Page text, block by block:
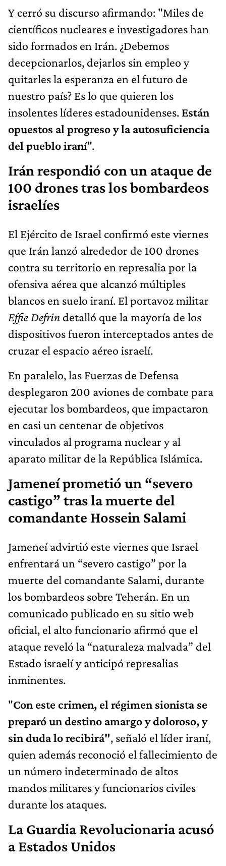
Y cerró su discurso afirmando: "Miles de
científicos nucleares e investigadores han
sido formados en Irán. ¿Debemos
decepcionarlos, dejarlos sin empleo y
quitarles la esperanza en el futuro de
nuestro país? Es lo que quieren los
insolentes líderes estadounidenses. Están
opuestos al progreso y la autosuficiencia
del pueblo iraní".
Irán respondió con un ataque de
100 drones tras los bombardeos
israelíes
El Ejército de Israel confirmó este viernes
que Irán lanzó alrededor de 100 drones
contra su territorio en represalia por la
ofensiva aérea que alcanzó múltiples
blancos en suelo iraní. El portavoz militar
Effie Defrin detalló que la mayoría de los
dispositivos fueron interceptados antes de
cruzar el espacio aéreo israelí.
En paralelo, las Fuerzas de Defensa
desplegaron 200 aviones de combate para
ejecutar los bombardeos, que impactaron
en casi un centenar de objetivos
vinculados al programa nuclear y al
aparato militar de la República Islámica.
Jameneí prometió un “severo
castigo” tras la muerte del
comandante Hossein Salami
Jameneí advirtió este viernes que Israel
enfrentará un “severo castigo” por la
muerte del comandante Salami, durante
los bombardeos sobre Teherán. En un
comunicado publicado en su sitio web
oficial, el alto funcionario afirmó que el
ataque reveló la “naturaleza malvada” del
Estado israelí y anticipó represalias
inminentes.
"Con este crimen, el régimen sionista se
preparó un destino amargo y doloroso, y
sin duda lo recibirá", señaló el líder iraní,
quien además reconoció el fallecimiento de
un número indeterminado de altos
mandos militares y funcionarios civiles
durante los ataques.
La Guardia Revolucionaria acusó
a Estados Unidos